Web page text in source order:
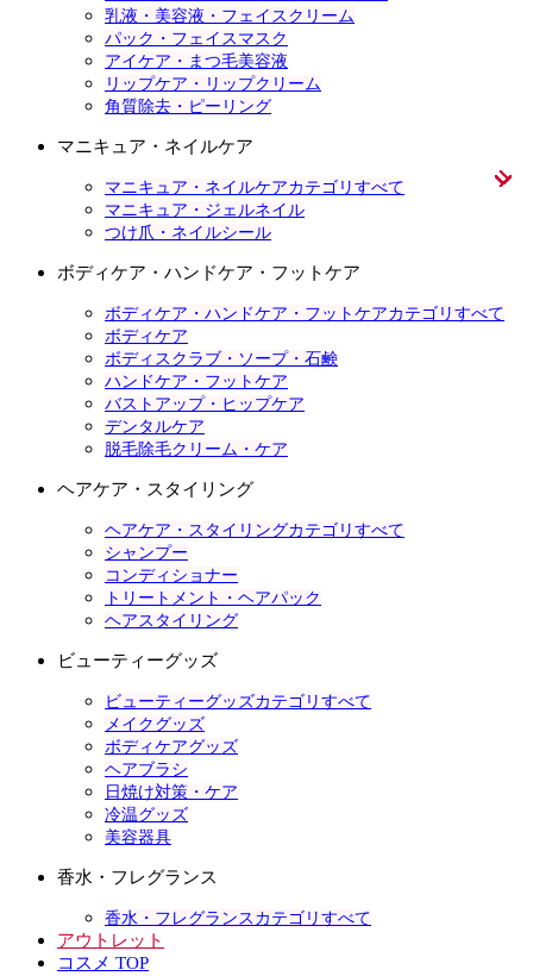
乳液・美容液・フェイスクリーム
パック・フェイスマスク
アイケア・まつ毛美容液
リップケア・リップクリーム
角質除去・ピーリング
マニキュア・ネイルケア
マニキュア・ネイルケアカテゴリすべて
マニキュア・ジェルネイル
つけ爪・ネイルシール
ボディケア・ハンドケア・フットケア
ボディケア・ハンドケア・フットケアカテゴリすべて
ボディケア
ボディスクラブ・ソープ・石鹸
ハンドケア・フットケア
バストアップ・ヒップケア
デンタルケア
脱毛除毛クリーム・ケア
ヘアケア・スタイリング
ヘアケア・スタイリングカテゴリすべて
シャンプー
コンディショナー
トリートメント・ヘアパック
ヘアスタイリング
ビューティーグッズ
ビューティーグッズカテゴリすべて
メイクグッズ
ボディケアグッズ
ヘアブラシ
日焼け対策・ケア
冷温グッズ
美容器具
香水・フレグランス
香水・フレグランスカテゴリすべて
アウトレット
コスメ TOP